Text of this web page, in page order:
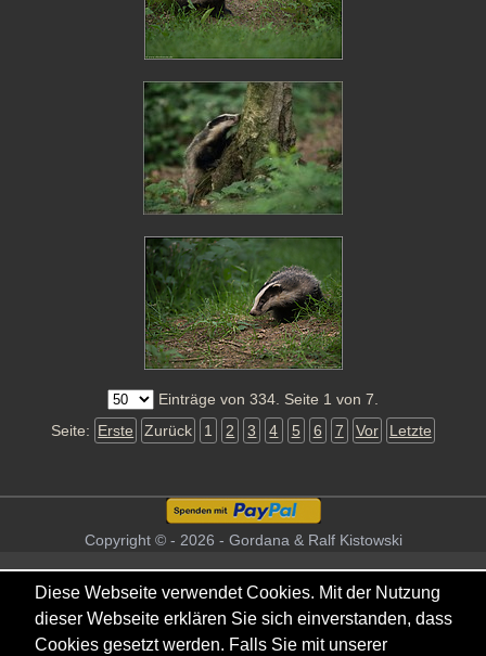
Einträge von 334. Seite 1 von 7.
Seite: Erste Zurück 1 2 3 4 5 6 7 Vor Letzte
Copyright © - 2026 - Gordana & Ralf Kistowski
Diese Webseite verwendet Cookies. Mit der Nutzung
dieser Webseite erklären Sie sich einverstanden, dass
Cookies gesetzt werden. Falls Sie mit unserer